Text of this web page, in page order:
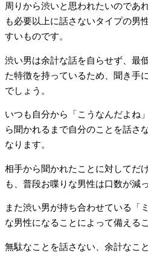
周りから渋いと思われたいのであ
も必要以上に話さないタイプの男
すいものです。
渋い男は余計な話を自らせず、最
た特徴を持っているため、聞き手
でしょう。
いつも自分から「こうなんだよね
ら聞かれるまで自分のことを話さ
なります。
相手から聞かれたことに対してだ
も、普段お喋りな男性は口数が減
また渋い男が持ち合わせている「
な男性になることによって備える
無駄なことを話さない、余計なこ